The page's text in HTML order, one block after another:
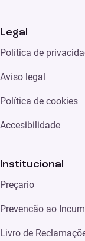
Legal
Política de
Aviso legal
Política de cookies
Accesibilidade
Institucional
Preçario
Prevencão ao
Livro de